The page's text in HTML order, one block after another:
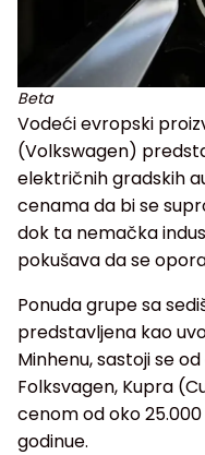
Beta
Vodeći evropski
(Volkswagen)
električnih gradskih
cenama da bi se
dok ta nemačka
pokušava da se
Ponuda grupe sa
predstavljena kao
Minhenu, sastoji se
Folksvagen, Kupra
cenom od oko
godinue.